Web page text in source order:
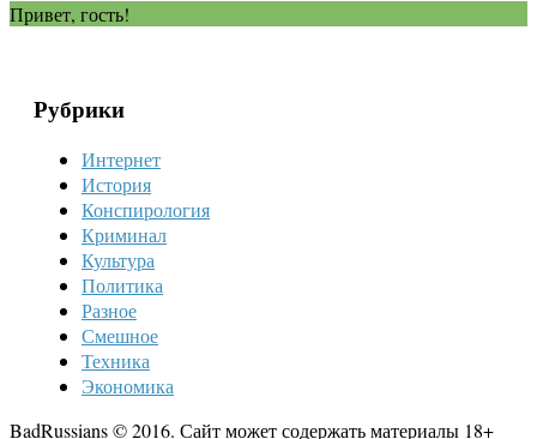
Привет, гость!
Рубрики
Интернет
История
Конспирология
Криминал
Культура
Политика
Разное
Смешное
Техника
Экономика
BadRussians © 2016. Сайт может содержать материалы 18+